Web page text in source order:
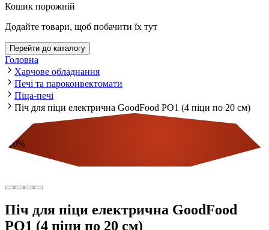
Кошик порожній
Додайте товари, щоб побачити їх тут
Перейти до каталогу
Головна
Харчове обладнання
Печі та пароконвектомати
Піца-печі
Піч для піци електрична GoodFood PO1 (4 піци по 20 см)
10%
Піч для піци електрична GoodFood
PO1 (4 піци по 20 см)